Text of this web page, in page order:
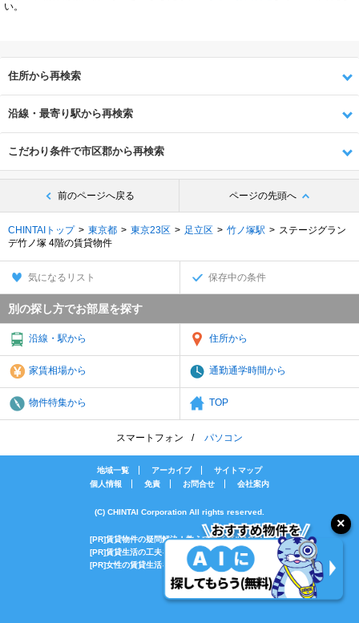
い。
住所から再検索
沿線・最寄り駅から再検索
こだわり条件で市区郡から再検索
前のページへ戻る ページの先頭へ
CHINTAIトップ 東京都 東京23区 足立区 竹ノ塚駅
ステージグラン
デ竹ノ塚 4階の賃貸物件
気になるリスト 保存中の条件
別の探し方でお部屋を探す
沿線・駅から 住所から
家賃相場から 通勤通学時間から
物件特集から TOP
スマートフォン パソコン
地域一覧 アーカイブ
サイトマップ
個人情報
免責 お問合せ 会社案内
(C) CHINTAI Corporation All rights reserved.
[PR]賃貸物件の疑問解決！教えてエイブルAGENT
[PR]賃貸生活の工夫を紹介！CHINTAI情報局
[PR]女性の賃貸生活を応援！Woman.CHINTAI